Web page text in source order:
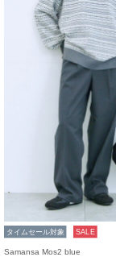
タイムセール対象 SALE
Samansa Mos2 blue